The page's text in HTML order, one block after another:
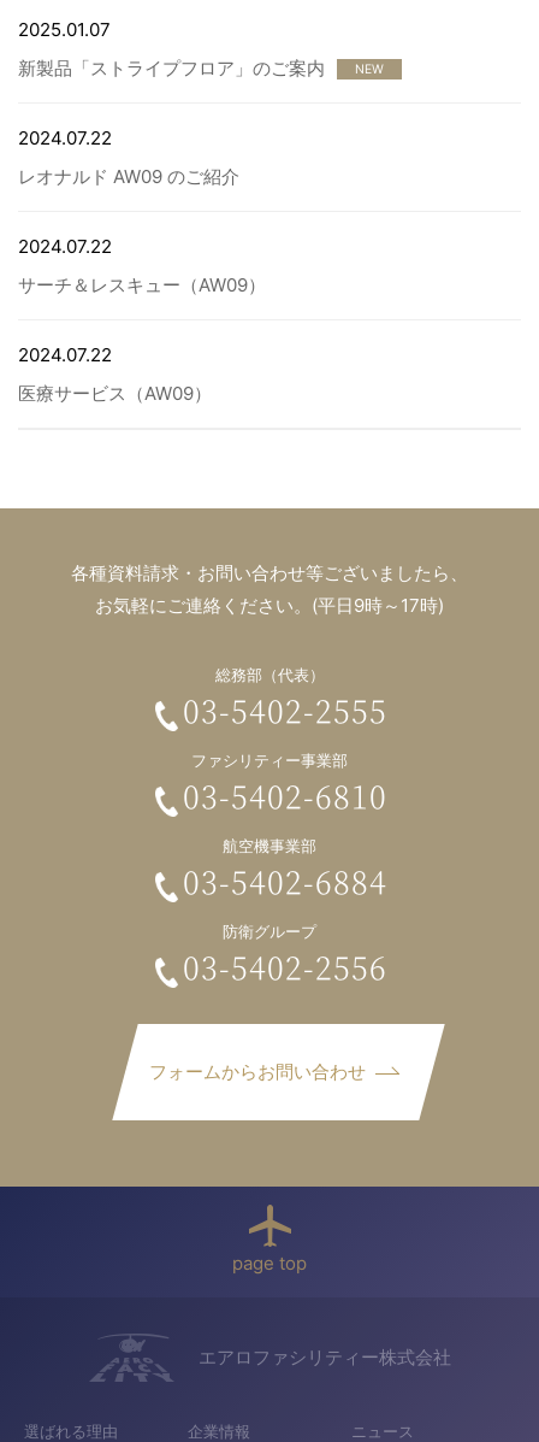
2025.01.07
新製品「ストライプフロア」のご案内
NEW
2024.07.22
レオナルド AW09 のご紹介
2024.07.22
サーチ＆レスキュー（AW09）
2024.07.22
医療サービス（AW09）
各種資料請求・お問い合わせ等ございましたら、
お気軽にご連絡ください。(平日9時～17時)
フォームからお問い合わせ
総務部（代表）
03-5402-2555
ファシリティー事業部
03-5402-6810
航空機事業部
03-5402-6884
防衛グループ
03-5402-2556
page top
エアロファシリティー株式会社
選ばれる理由 企業情報 ニュース